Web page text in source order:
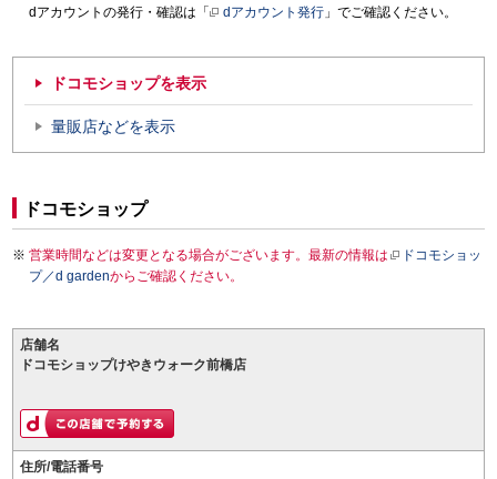
dアカウントの発行・確認は「
dアカウント発行 」でご確認ください。
ドコモショップを表示
量販店などを表示
ドコモショップ
営業時間などは変更となる場合がございます。最新の情報は
ドコモショッ
プ／d gardenからご確認ください。
店舗名
ドコモショップけやきウォーク前橋店
住所/電話番号